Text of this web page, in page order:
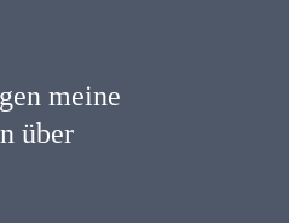
meine
über